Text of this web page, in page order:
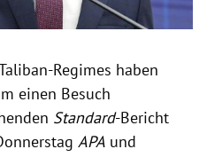
Regimes haben
einen Besuch
Standard-Bericht
APA und